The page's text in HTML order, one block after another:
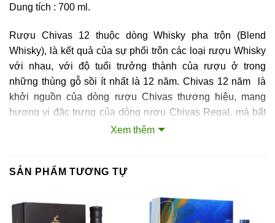
Dung tích : 700 ml.
Rượu Chivas 12 thuộc dòng Whisky pha trộn (Blend
Whisky), là kết quả của sự phối trôn các loại rượu Whisky
với nhau, với độ tuổi trưởng thành của rượu ở trong
những thùng gỗ sồi ít nhất là 12 năm. Chivas 12 năm là
khởi nguồn của dòng rượu Chivas thương hiệu, mang
hương vị đặc trưng của dòng rượu Chivas Regal, mà bất
kỳ sản phẩm nào của rượu Chivas nào đều phảng phất
Màu Sắc: Rạng rỡ màu hổ phách.
thạch nam đốt, mật ong và trái cây vườn.
Vị : Vị nồng nàn trọn vẹn của kem, mật ong, táo chín, một
Xem thêm
SẢN PHẨM TƯƠNG TỰ